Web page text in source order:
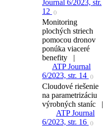
Journal 6/2023, str.
12
()
Monitoring
plochých striech
pomocou dronov
ponúka viaceré
benefity |
ATP Journal
6/2023, str. 14
()
Cloudové riešenie
na parametrizáciu
výrobných staníc |
ATP Journal
6/2023, str. 16
()